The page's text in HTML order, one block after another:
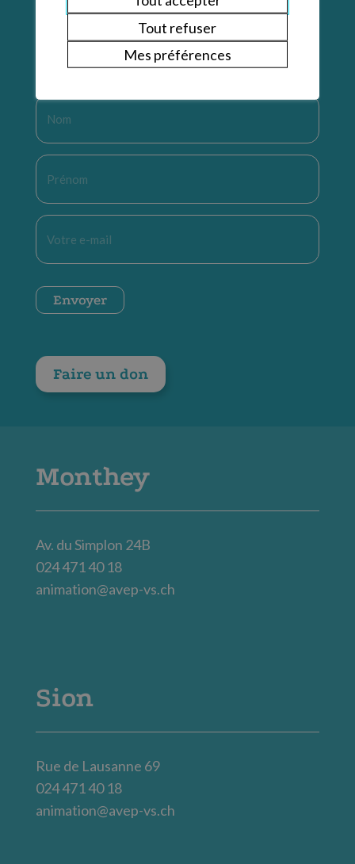
Restons en contact
Nom
Prénom
E-
mail
CAPTCHA
Envoyer
Faire un don
Monthey
Av. du Simplon 24B
024 471 40 18
animation@avep-vs.ch
Sion
Rue de Lausanne 69
024 471 40 18
animation@avep-vs.ch
Tout refuser
Mes préférences